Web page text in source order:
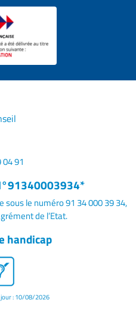
04 91
sous le numéro 91 34 000 39 34,
de l’Etat.
handicap
: 10/08/2026